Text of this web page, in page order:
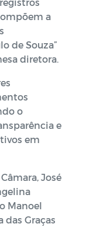
a
de Souza”
diretora.
o
e
em
José
Manoel
das Graças